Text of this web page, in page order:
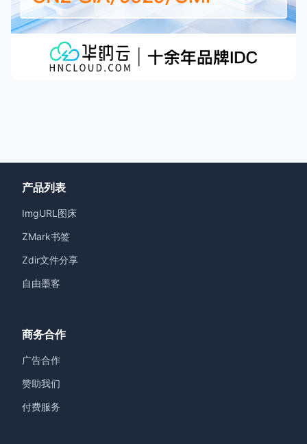
产品列表
ImgURL图床
ZMark书签
Zdir文件分享
自由墨客
商务合作
广告合作
赞助我们
付费服务